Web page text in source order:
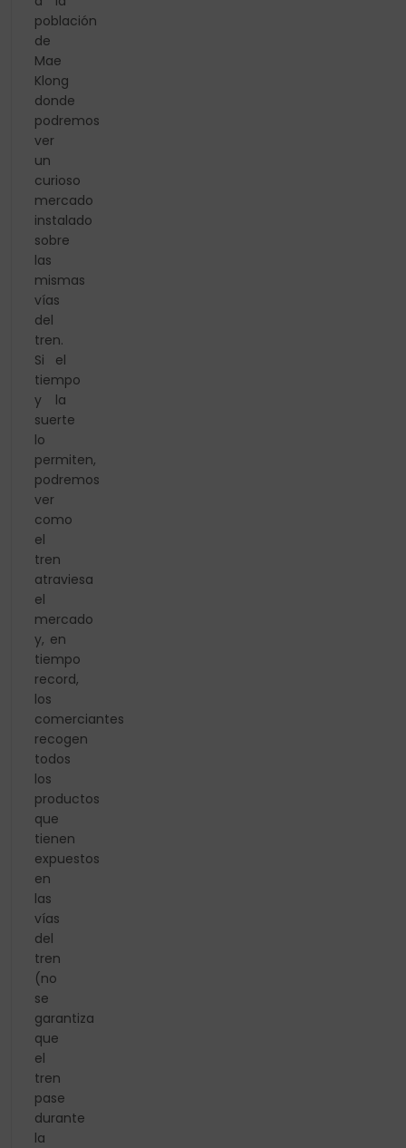
población
de
Mae
Klong
donde
podremos
ver
un
curioso
mercado
instalado
sobre
las
mismas
vías
del
tren.
Si el
tiempo
y la
suerte
lo
permiten,
podremos
ver
como
el
tren
atraviesa
el
mercado
y, en
tiempo
record,
los
comerciantes
recogen
todos
los
productos
que
tienen
expuestos
en
las
vías
del
tren
(no
se
garantiza
que
el
tren
pase
durante
la